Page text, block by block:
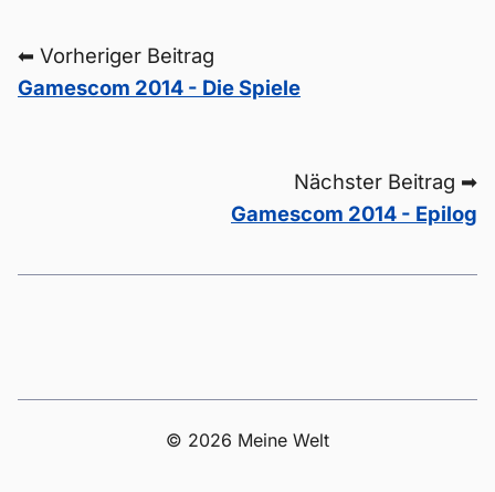
⬅ Vorheriger Beitrag
Gamescom 2014 - Die Spiele
Nächster Beitrag ➡
Gamescom 2014 - Epilog
© 2026 Meine Welt